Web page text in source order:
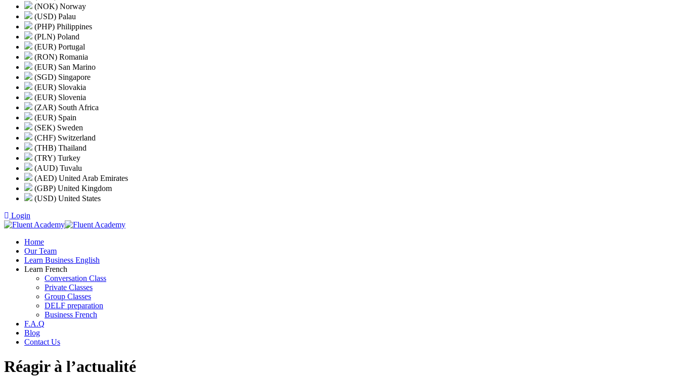
(NOK) Norway
(USD) Palau
(PHP) Philippines
(PLN) Poland
(EUR) Portugal
(RON) Romania
(EUR) San Marino
(SGD) Singapore
(EUR) Slovakia
(EUR) Slovenia
(ZAR) South Africa
(EUR) Spain
(SEK) Sweden
(CHF) Switzerland
(THB) Thailand
(TRY) Turkey
(AUD) Tuvalu
(AED) United Arab Emirates
(GBP) United Kingdom
(USD) United States
Login
Home
Our Team
Learn Business English
Learn French
Conversation Class
Private Classes
Group Classes
DELF preparation
Business French
F.A.Q
Blog
Contact Us
Réagir à l’actualité